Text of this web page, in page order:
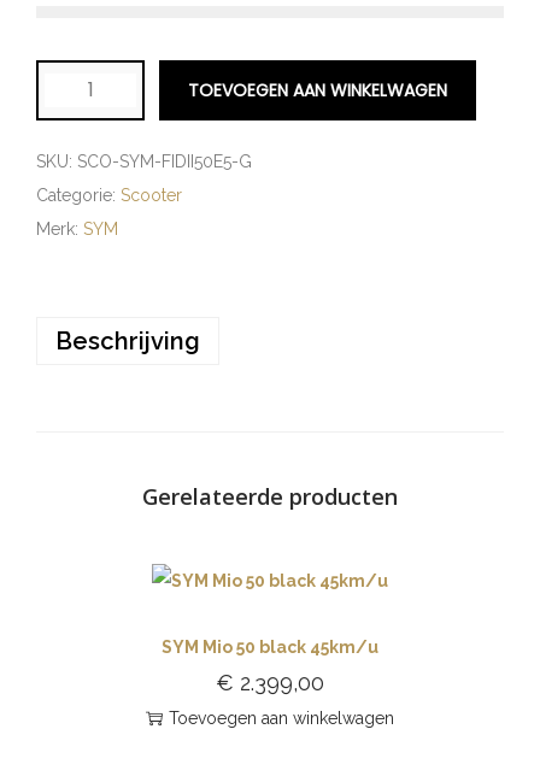
TOEVOEGEN AAN WINKELWAGEN
SKU: SCO-SYM-FIDII50E5-G
Categorie: Scooter
Merk: SYM
Beschrijving
Gerelateerde producten
SYM Mio 50 black 45km/u
€ 2.399,00
Toevoegen aan winkelwagen